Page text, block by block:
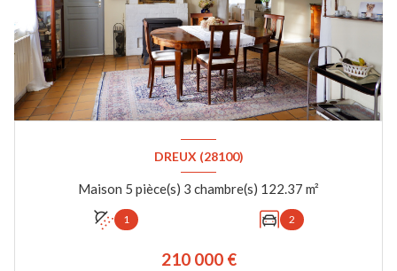
DREUX (28100)
Maison 5 pièce(s) 3 chambre(s) 122.37 m²
1 2
210 000 €